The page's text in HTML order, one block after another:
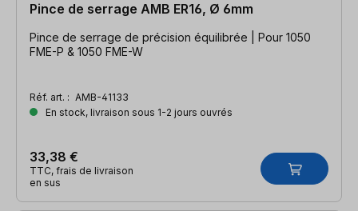
Pince de serrage AMB ER16, Ø 6mm
Pince de serrage de précision équilibrée | Pour 1050
FME-P & 1050 FME-W
Réf. art. : AMB-41133
En stock, livraison sous 1-2 jours ouvrés
33,38 €
TTC, frais de livraison
en sus